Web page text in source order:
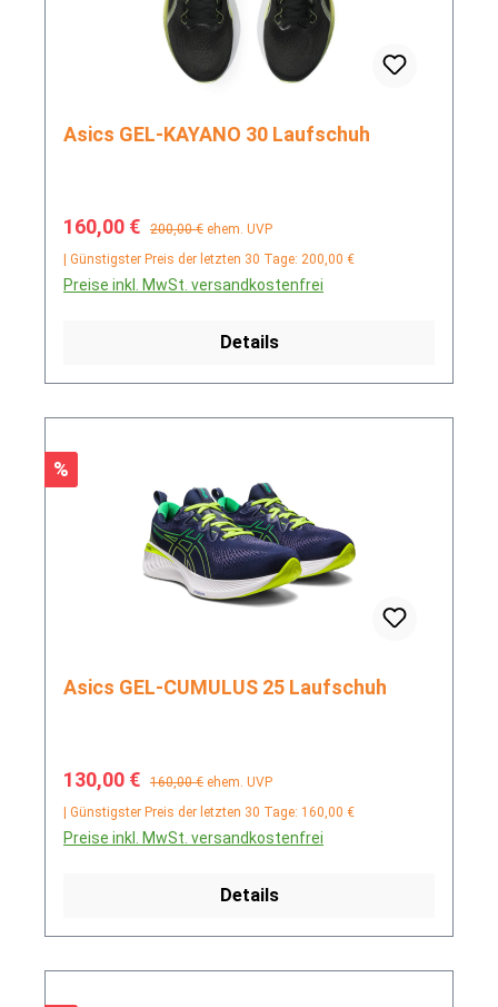
Asics GEL-KAYANO 30 Laufschuh
Verkaufspreis:
160,00 € Regulärer Preis:
200,00 € ehem. UVP
| Günstigster Preis der letzten 30 Tage: 200,00 €
Preise inkl. MwSt. versandkostenfrei
Details
Rabatt
%
Asics GEL-CUMULUS 25 Laufschuh
Verkaufspreis:
130,00 € Regulärer Preis:
160,00 € ehem. UVP
| Günstigster Preis der letzten 30 Tage: 160,00 €
Preise inkl. MwSt. versandkostenfrei
Details